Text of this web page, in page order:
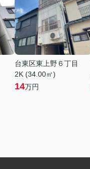
台東区東上野６丁目
2K (34.00㎡)
14万円